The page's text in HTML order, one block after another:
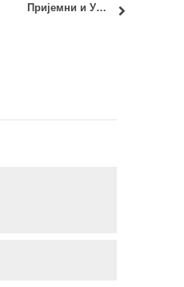
Пријемни и Упис 2023: Олука Декана по жалбама кандидата